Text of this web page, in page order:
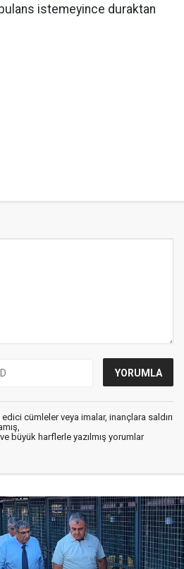
istemeyince duraktan
cümleler veya imalar, inançlara saldırı
büyük harflerle yazılmış yorumlar